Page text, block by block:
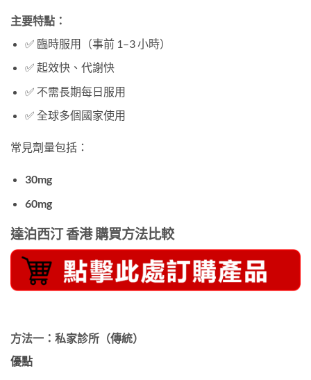
主要特點：
✅ 臨時服用（事前 1–3 小時）
✅ 起效快、代謝快
✅ 不需長期每日服用
✅ 全球多個國家使用
常見劑量包括：
30mg
60mg
達泊西汀 香港 購買方法比較
方法一：私家診所（傳統）
優點